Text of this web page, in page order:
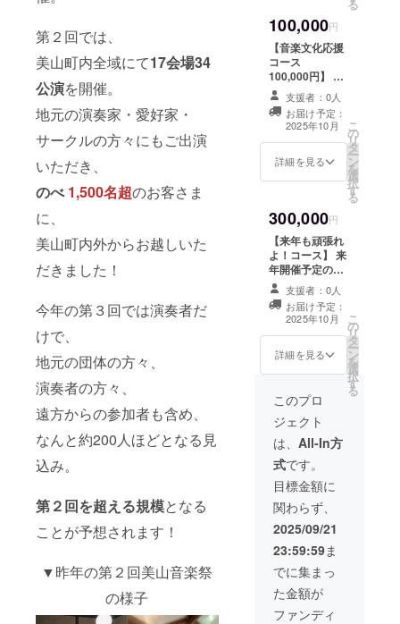
第２回では、
美山町内全域にて17会場34
公演を開催。
地元の演奏家・愛好家・
サークルの方々にもご出演
いただき、
のべ1,500名超のお客さま
に、
美山町内外からお越しいた
だきました！
今年の第３回では演奏者だ
けで、
地元の団体の方々、
演奏者の方々、
遠方からの参加者も含め、
なんと約200人ほどとなる見
込み。
第２回を超える規模となる
ことが予想されます！
▼昨年の第２回美山音楽祭
の様子
ト終了
後には
感謝の
気持ち
を込め
てお礼
のメー
ルをお
送りい
す。
変更に
なる可
能性が
ます。
※お届け
は1点の
みとな
りま
第３回
および
アファ
イルも
セット
で１部
ずつお
送りい
たしま
す。 ・
プロ
ジェク
ト終了
後には
感謝の
気持ち
を込め
てお礼
のメー
ルをお
送りい
たしま
す。
礼のメールをお
送りいたしま
す。 ※リターン
内容は3,000円の
「シンプル応
援」と同一とな
ります。
る
100,000円
【音楽文化応援
コース
100,000円】 美
山音楽祭や、音
楽に攜わる人々
を純粋に応援し
たい！ という方
はこちらからよ
ろしくお願いし
込めてお礼の
メールをお送り
いたします。 ※
リターン内容は
3,000円の「シン
プル応援」と同
一となります。
支援者：0人
お届け予定：
2025年10月
詳細を見る
こ
の
リ
タ
ー
ン
を
選
択
す
る
300,000円
【来年も頑張れ
よ！コース】 来
年開催予定の第
４回への期待を
込めて、今年の
音楽祭の成功を
お祈りしていた
だくコースで
す。純粋応援
す。 プロジェク
ト終了後には感
謝の気持ちを込
めてお礼のメー
ルをお送りいた
します。 ※ご支
援はあくまで第3
回美山音楽祭の
ためのものとし
て扱われます。
3,000円の「シン
プル応援」と同
一となります。
支援者：0人
お届け予定：
2025年10月
詳細を見る
こ
の
リ
タ
ー
ン
を
選
択
す
る
このプロ
ジェクト
は、 All-In方
式です。
目標金額に
関わらず、
2025/09/21
23:59:59ま
でに集まっ
た金額が
ファンディ